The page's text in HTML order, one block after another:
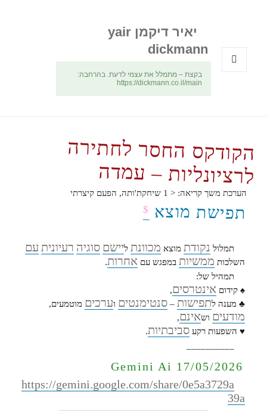
יאיר דיקמן yair
dickmann
בקצת – מתמלל את עצמי לדעת. בהרחבה:
https://dickmann.co.il/main
הקודקס החסר לחתירה
לרציונליות – עמדה
הערכת משך קריאה: < 1 שיחקת'ותה, הפעם קיצרתי
תפישת מוצא $
תמלול נקודת מוצא מכוונת ליישם סוגיה רעיונית עם
השלכות ממשיות במפגש עםאחרות.
תמהיל של:
♠ קידוםאינטרסים,
♣ מענה לתפישות –סנטימנטים וערכים מוטמעים,
מודעים ושאינם,
♥ השפעות רקעסביבתיות.
Gemini Ai 17/05/2026
https://gemini.google.com/share/0e5a3729a
39a